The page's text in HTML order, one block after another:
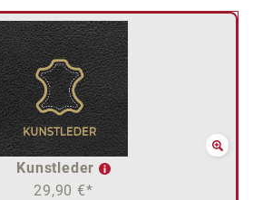
Kunstleder
29,90 €*